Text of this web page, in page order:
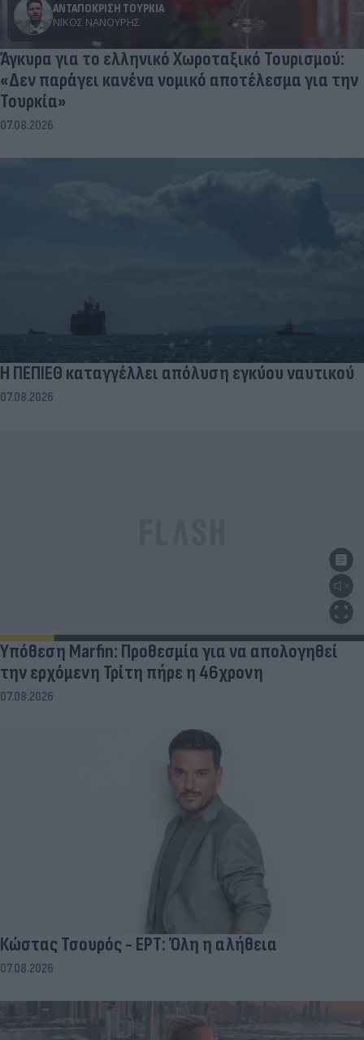
ΑΝΤΑΠΟΚΡΙΣΗ ΤΟΥΡΚΙΑ
ΝΊΚΟΣ ΝΑΝΟΎΡΗΣ
Άγκυρα για το ελληνικό Χωροταξικό Τουρισμού:
«Δεν παράγει κανένα νομικό αποτέλεσμα για την
Τουρκία»
07.08.2026
Η ΠΕΠΙΕΘ καταγγέλλει απόλυση εγκύου ναυτικού
07.08.2026
Υπόθεση Marfin: Προθεσμία για να απολογηθεί
την ερχόμενη Τρίτη πήρε η 46χρονη
07.08.2026
Κώστας Τσουρός - ΕΡΤ: Όλη η αλήθεια
07.08.2026